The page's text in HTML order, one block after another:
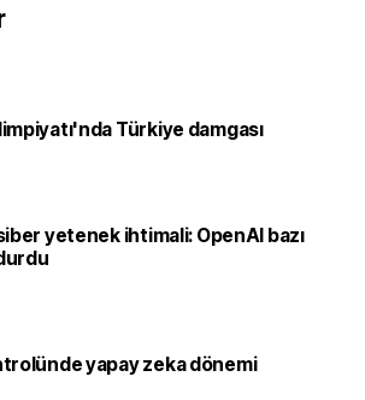
Türkiye damgası
yetenek ihtimali: OpenAI bazı
yapay zeka dönemi